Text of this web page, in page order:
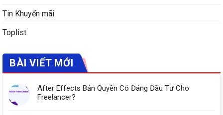
Tin Khuyến mãi
Toplist
BÀI VIẾT MỚI
After Effects Bản Quyền Có Đáng Đầu Tư Cho
Freelancer?